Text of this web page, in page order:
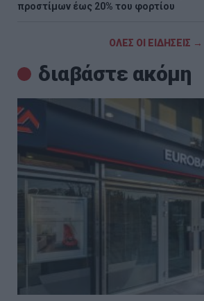
προστίμων έως 20% του φορτίου
ΟΛΕΣ ΟΙ ΕΙΔΗΣΕΙΣ →
διαβάστε ακόμη